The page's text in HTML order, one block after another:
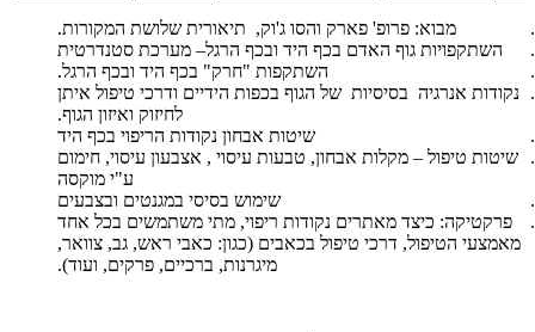
מבוא: פרופ' פארק והסו ג'וק, תיאורית שלושת המקורות.
השתקפויות גוף האדם בכף היד ובכף הרגל– מערכת סטנדרטית
השתקפות "חרק" בכף היד ובכף הרגל.
נקודות אנרגיה בסיסיות של הגוף בכפות הידיים ודרכי טיפול איתן
לחיזוק ואיזון הגוף.
שיטות אבחון נקודות הריפוי בכף היד
שיטות טיפול – מקלות אבחון, טבעות עיסוי , אצבעון עיסוי, חימום
ע"י מוקסה
שימוש בסיסי במגנטים ובצבעים
פרקטיקה: כיצד מאתרים נקודות ריפוי, מתי משתמשים בכל אחד
מאמצעי הטיפול, דרכי טיפול בכאבים (כגון: כאבי ראש, גב, צוואר,
מיגרנות, ברכיים, פרקים, ועוד).